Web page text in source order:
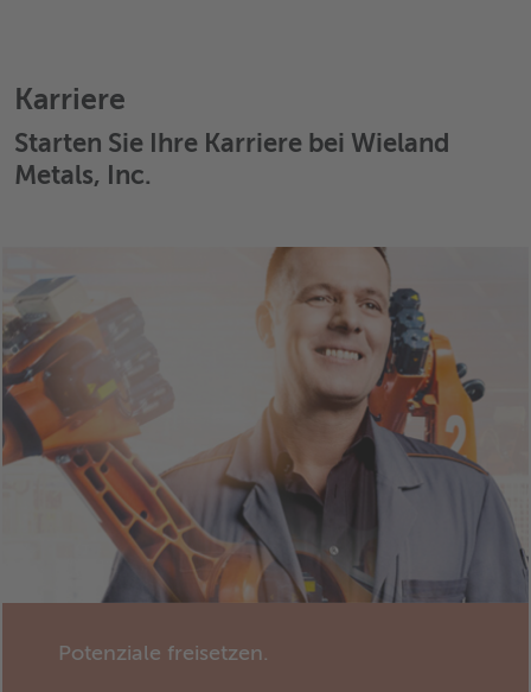
Karriere
Starten Sie Ihre Karriere bei Wieland
Metals, Inc.
Potenziale freisetzen.